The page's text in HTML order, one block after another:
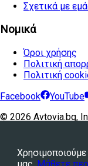
Σχετικά με
Νομικά
Όροι χρήσης
Πολιτική
Πολιτική
Facebook
YouTube
© 2026 Avtovia.bg,